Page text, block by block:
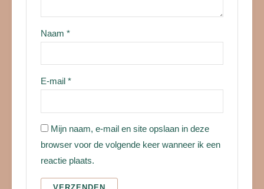
Naam*
E-mail*
Mijn naam, e-mail en site opslaan in deze
browser voor de volgende keer wanneer ik een
reactie plaats.